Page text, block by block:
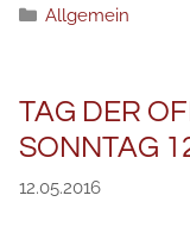
Категории
Allgemein
TAG DER
SONNTAG
12.05.2016